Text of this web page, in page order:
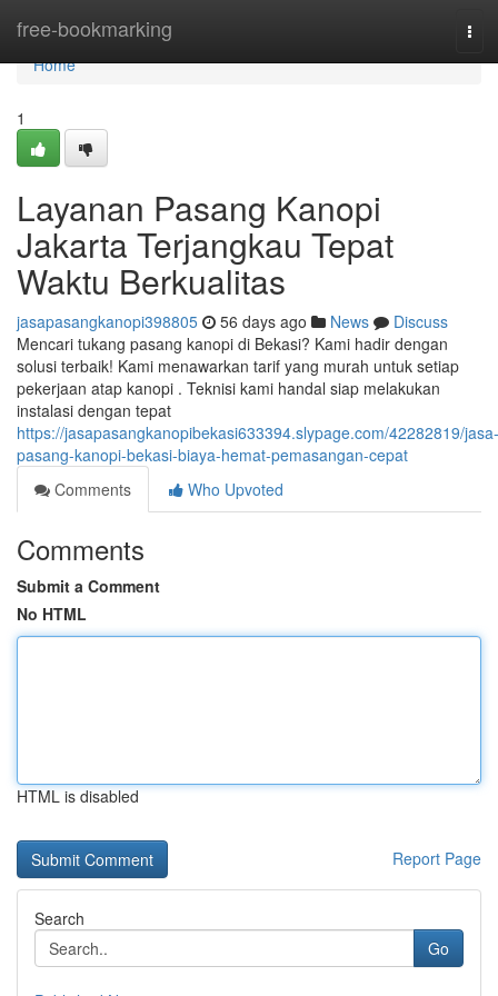
free-bookmarking
Home
Home
1
Layanan Pasang Kanopi
Jakarta Terjangkau Tepat
Waktu Berkualitas
jasapasangkanopi398805 56 days ago News
Discuss
Mencari tukang pasang kanopi di Bekasi? Kami hadir dengan
solusi terbaik! Kami menawarkan tarif yang murah untuk setiap
pekerjaan atap kanopi . Teknisi kami handal siap melakukan
instalasi dengan tepat
https://jasapasangkanopibekasi633394.slypage.com/42282819/jasa-
pasang-kanopi-bekasi-biaya-hemat-pemasangan-cepat
Comments
Who Upvoted
Comments
Submit a Comment
No HTML
HTML is disabled
Report Page
Search
Go